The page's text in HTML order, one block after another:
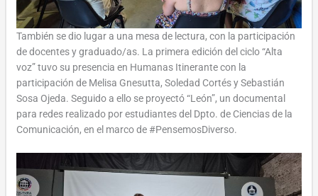
También se dio lugar a una mesa de lectura, con la participación
de docentes y graduado/as. La primera edición del ciclo “Alta
voz” tuvo su presencia en Humanas Itinerante con la
participación de Melisa Gnesutta, Soledad Cortés y Sebastián
Sosa Ojeda. Seguido a ello se proyectó “León”, un documental
para redes realizado por estudiantes del Dpto. de Ciencias de la
Comunicación, en el marco de #PensemosDiverso.